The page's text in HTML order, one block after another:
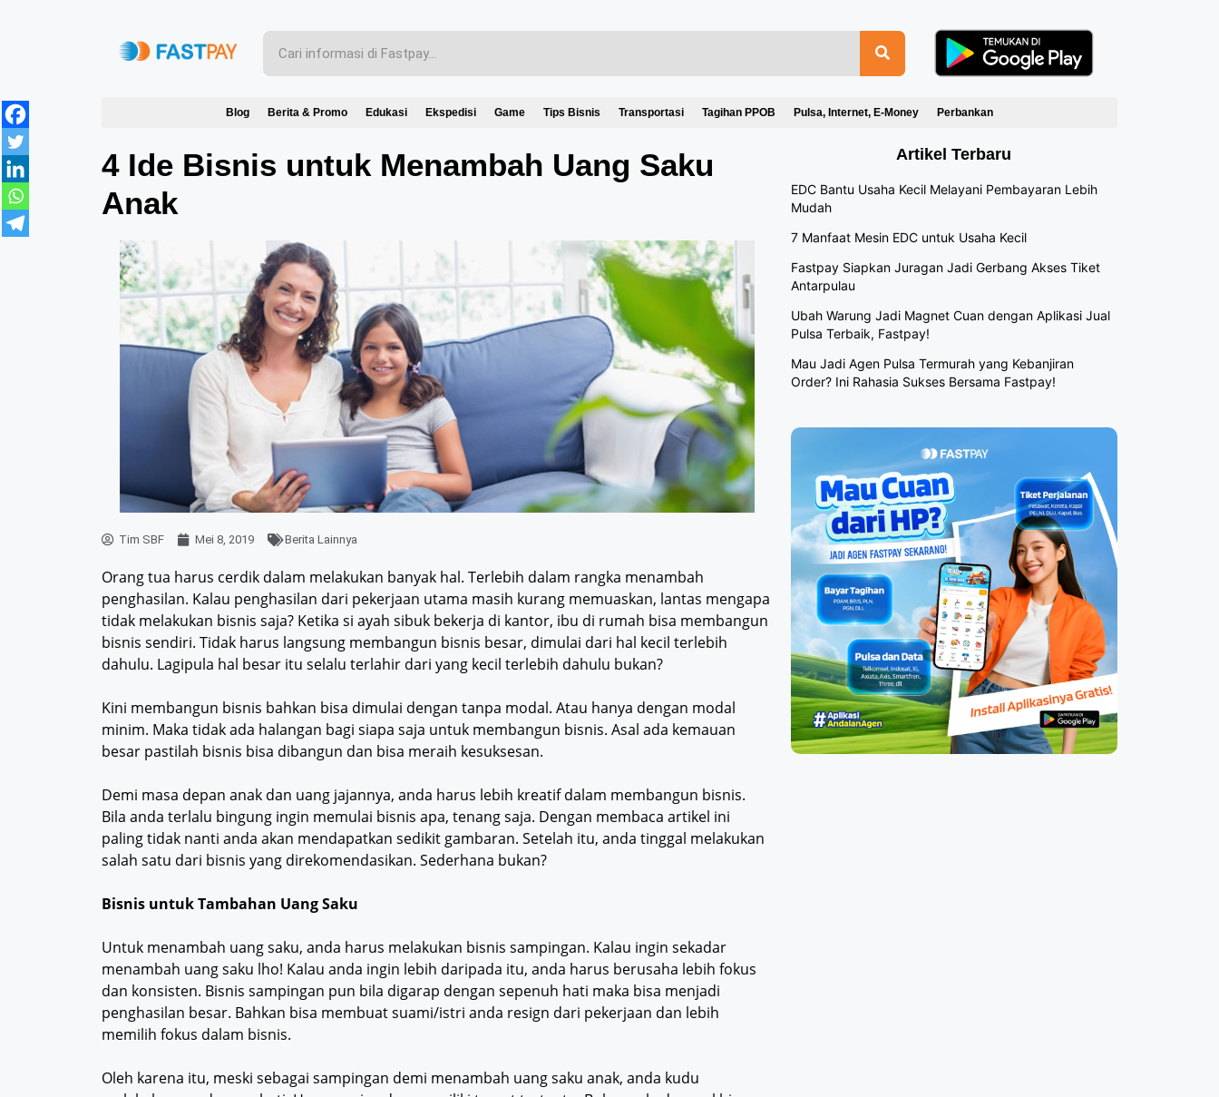
Blog Berita & Promo Edukasi Ekspedisi Game Tips Bisnis Transportasi Tagihan PPOB Pulsa, Internet, E-Money Perbankan
4 Ide Bisnis untuk Menambah Uang Saku
Anak
Tim SBF Mei 8, 2019 Berita Lainnya
Orang tua harus cerdik dalam melakukan banyak hal. Terlebih dalam rangka menambah
penghasilan. Kalau penghasilan dari pekerjaan utama masih kurang memuaskan, lantas mengapa
tidak melakukan bisnis saja? Ketika si ayah sibuk bekerja di kantor, ibu di rumah bisa membangun
bisnis sendiri. Tidak harus langsung membangun bisnis besar, dimulai dari hal kecil terlebih
dahulu. Lagipula hal besar itu selalu terlahir dari yang kecil terlebih dahulu bukan?
Kini membangun bisnis bahkan bisa dimulai dengan tanpa modal. Atau hanya dengan modal
minim. Maka tidak ada halangan bagi siapa saja untuk membangun bisnis. Asal ada kemauan
besar pastilah bisnis bisa dibangun dan bisa meraih kesuksesan.
Demi masa depan anak dan uang jajannya, anda harus lebih kreatif dalam membangun bisnis.
Bila anda terlalu bingung ingin memulai bisnis apa, tenang saja. Dengan membaca artikel ini
paling tidak nanti anda akan mendapatkan sedikit gambaran. Setelah itu, anda tinggal melakukan
salah satu dari bisnis yang direkomendasikan. Sederhana bukan?
Bisnis untuk Tambahan Uang Saku
Untuk menambah uang saku, anda harus melakukan bisnis sampingan. Kalau ingin sekadar
menambah uang saku lho! Kalau anda ingin lebih daripada itu, anda harus berusaha lebih fokus
dan konsisten. Bisnis sampingan pun bila digarap dengan sepenuh hati maka bisa menjadi
penghasilan besar. Bahkan bisa membuat suami/istri anda resign dari pekerjaan dan lebih
memilih fokus dalam bisnis.
Oleh karena itu, meski sebagai sampingan demi menambah uang saku anak, anda kudu
Artikel Terbaru
EDC Bantu Usaha Kecil Melayani Pembayaran Lebih
Mudah
7 Manfaat Mesin EDC untuk Usaha Kecil
Fastpay Siapkan Juragan Jadi Gerbang Akses Tiket
Antarpulau
Ubah Warung Jadi Magnet Cuan dengan Aplikasi Jual
Pulsa Terbaik, Fastpay!
Mau Jadi Agen Pulsa Termurah yang Kebanjiran
Order? Ini Rahasia Sukses Bersama Fastpay!